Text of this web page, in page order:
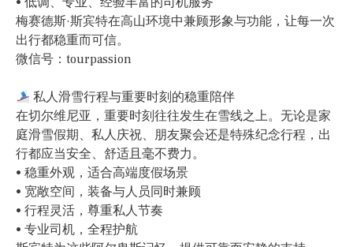
梅赛德斯·斯宾特在高山环境中兼顾形象与功能，让每一次
出行都稳重而可信。
微信号：tourpassion
私人滑雪行程与重要时刻的稳重陪伴
在切尔维尼亚，重要时刻往往发生在雪线之上。无论是家
庭滑雪假期、私人庆祝、朋友聚会还是特殊纪念行程，出
行都应当安全、舒适且毫不费力。
• 稳重外观，适合高端度假场景
• 宽敞空间，装备与人员同时兼顾
• 行程灵活，尊重私人节奏
• 专业司机，全程护航